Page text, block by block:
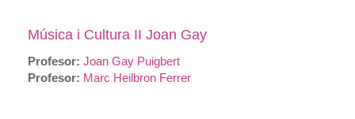
Música i Cultura II Joan Gay
Profesor: Joan Gay Puigbert
Profesor: Marc Heilbron Ferrer